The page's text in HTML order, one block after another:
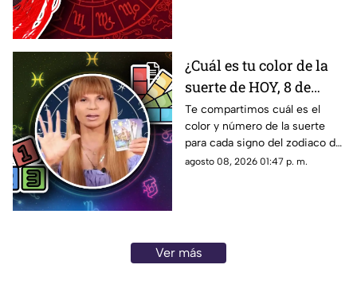
¿Cuál es tu color de la
suerte de HOY, 8 de
agosto de 2026?
Predicciones de Mhoni
Vidente para cada
signo este sábado
Te compartimos cuál es el
color y número de la suerte
para cada signo del zodiaco de
acuerdo al horóscopo de
agosto 08, 2026 01:47 p. m.
Ver más